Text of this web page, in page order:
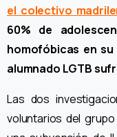
el colectivo
60% de
homofóbicas en
alumnado LGTB
Las dos
voluntarios del